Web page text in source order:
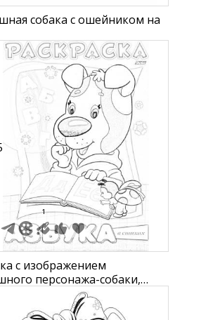
собака с ошейником на
1
с изображением
персонажа-собаки,
держит книгу с большими
А, Б, В, Г и словами "ДА" и